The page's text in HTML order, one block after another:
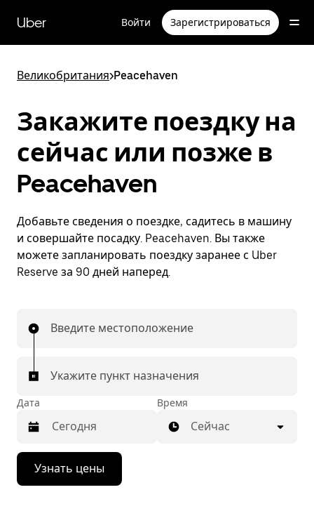
перейти
к
содержимому
Uber Войти Зарегистрироваться
Великобритания>Peacehaven
Закажите поездку на
сейчас или позже в
Peacehaven
Добавьте сведения о поездке, садитесь в машину
и совершайте посадку. Peacehaven. Вы также
можете запланировать поездку заранее с Uber
Reserve за 90 дней наперед.
Введите местоположение
Укажите пункт назначения
Дата
Нажмите
стрелку
вниз,
Время
Сейчас
Узнать цены